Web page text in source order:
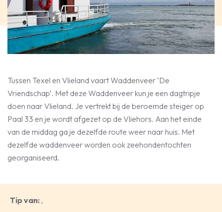
Tussen Texel en Vlieland vaart Waddenveer ‘De
Vriendschap’. Met deze Waddenveer kun je een dagtripje
doen naar Vlieland. Je vertrekt bij de beroemde steiger op
Paal 33 en je wordt afgezet op de Vliehors. Aan het einde
van de middag ga je dezelfde route weer naar huis. Met
dezelfde waddenveer worden ook zeehondentochten
georganiseerd.
Tip van: ,